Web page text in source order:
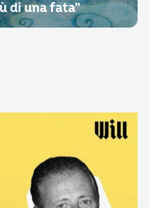
di una fata”